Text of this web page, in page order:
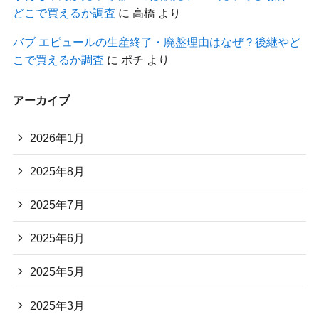
どこで買えるか調査 に 高橋 より
バブ エピュールの生産終了・廃盤理由はなぜ？後継やど
こで買えるか調査 に ポチ より
アーカイブ
2026年1月
2025年8月
2025年7月
2025年6月
2025年5月
2025年3月